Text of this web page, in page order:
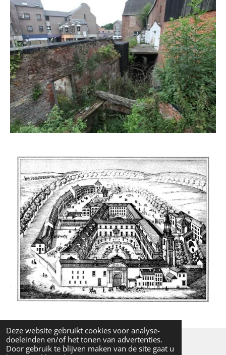
Deze website gebruikt cookies voor analyse-
doeleinden en/of het tonen van advertenties.
Door gebruik te blijven maken van de site gaat u